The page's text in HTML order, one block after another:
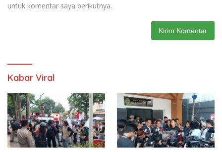
untuk komentar saya berikutnya.
Kabar Viral